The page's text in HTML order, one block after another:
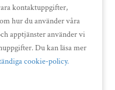
kontaktuppgifter,
hur du använder våra
apptjänster använder vi
Du kan läsa mer
cookie-policy.